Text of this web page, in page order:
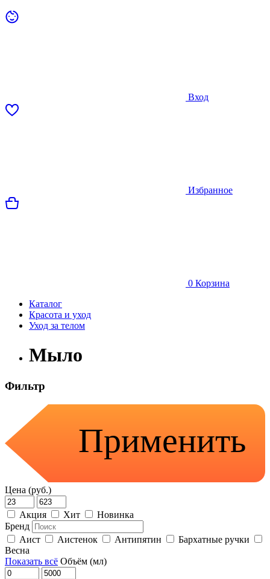
Вход
Избранное
0 Корзина
Каталог
Красота и уход
Уход за телом
Мыло
Фильтр
Применить
Цена (руб.)
Акция Хит
Новинка
Бренд
Аист
Аистенок Антипятин
Бархатные ручки
Весна
Показать всё Объём (мл)